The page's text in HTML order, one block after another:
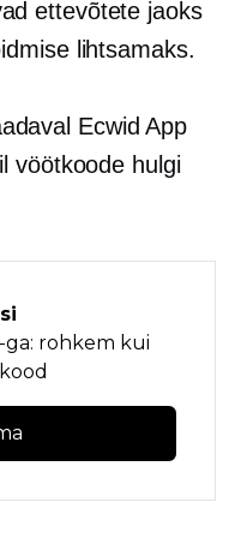
ettevõtete jaoks
lihtsamaks.
Ecwid App
vöötkoode hulgi
ga: rohkem kui